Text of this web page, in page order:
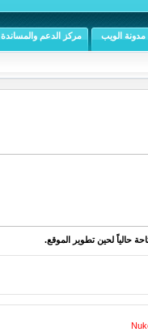
مدونة الويب مركز الدعم والمساندة
حالياً لحين تطوير الموقع.